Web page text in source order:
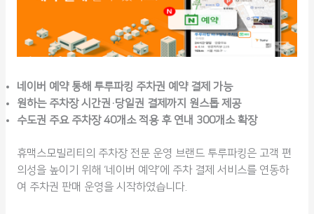
네이버 예약 통해 투루파킹 주차권 예약 결제 가능
원하는 주차장 시간권·당일권 결제까지 원스톱 제공
수도권 주요 주차장 40개소 적용 후 연내 300개소 확장
휴맥스모빌리티의 주차장 전문 운영 브랜드 투루파킹은 고객 편
의성을 높이기 위해 ‘네이버 예약’에 주차 결제 서비스를 연동하
여 주차권 판매 운영을 시작하였습니다.